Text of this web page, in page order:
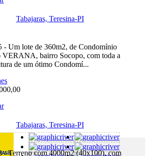
Tabajaras, Teresina-PI
- Um lote de 360m2, de Condomínio
VERANA, bairro Socopo, com toda a
de um ótimo Condomí...
Tabajaras, Teresina-PI
- Terreno com 4000m2 (40x100), com